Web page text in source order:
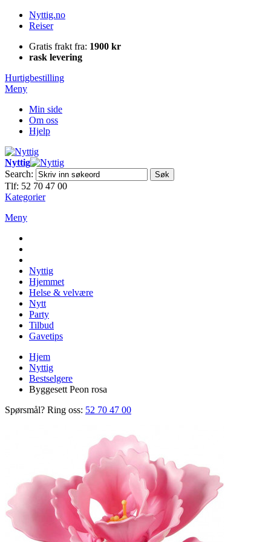
Nyttig.no
Reiser
Gratis frakt fra: 1900 kr
rask levering
Hurtigbestilling
Meny
Min side
Om oss
Hjelp
Nyttig
Search:
Søk
Tlf: 52 70 47 00
Kategorier
Meny
Nyttig
Hjemmet
Helse & velvære
Nytt
Party
Tilbud
Gavetips
Hjem
Nyttig
Bestselgere
Byggesett Peon rosa
Spørsmål? Ring oss: 52 70 47 00